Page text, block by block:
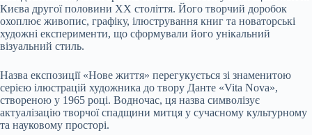
Києва другої половини ХХ століття. Його творчий доробок
охоплює живопис, графіку, ілюстрування книг та новаторські
художні експерименти, що сформували його унікальний
візуальний стиль.
Назва експозиції «Нове життя» перегукується зі знаменитою
серією ілюстрацій художника до твору Данте «Vita Nova»,
створеною у 1965 році. Водночас, ця назва символізує
актуалізацію творчої спадщини митця у сучасному культурному
та науковому просторі.